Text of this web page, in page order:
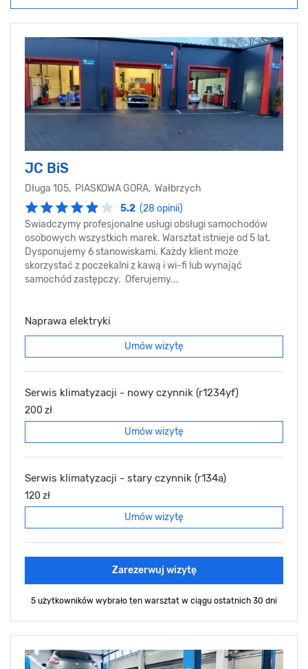
JC BiS
Długa 105, PIASKOWA GORA, Wałbrzych
5.2 (28 opinii)
Swiadczymy profesjonalne usługi obsługi samochodów
osobowych wszystkich marek. Warsztat istnieje od 5 lat.
Dysponujemy 6 stanowiskami. Każdy klient może
skorzystać z poczekalni z kawą i wi-fi lub wynająć
samochód zastępczy. Oferujemy...
Naprawa elektryki
Umów wizytę
Serwis klimatyzacji - nowy czynnik (r1234yf)
200 zł
Umów wizytę
Serwis klimatyzacji - stary czynnik (r134a)
120 zł
Umów wizytę
Zarezerwuj wizytę
5 użytkowników wybrało ten warsztat w ciągu ostatnich 30 dni